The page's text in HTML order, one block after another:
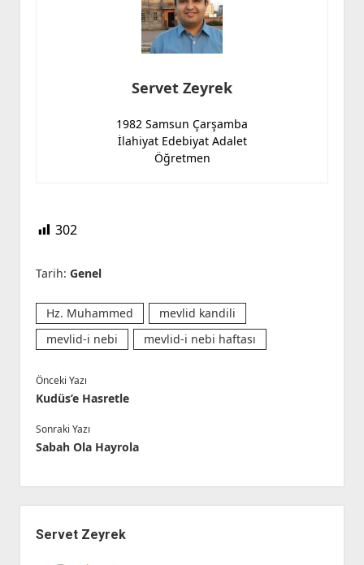
Servet Zeyrek
1982 Samsun Çarşamba
İlahiyat Edebiyat Adalet
Öğretmen
302
Tarih: Genel
Hz. Muhammed
mevlid kandili
mevlid-i nebi
mevlid-i nebi haftası
Önceki Yazı
Kudüs’e Hasretle
Sonraki Yazı
Sabah Ola Hayrola
Menü
Servet Zeyrek